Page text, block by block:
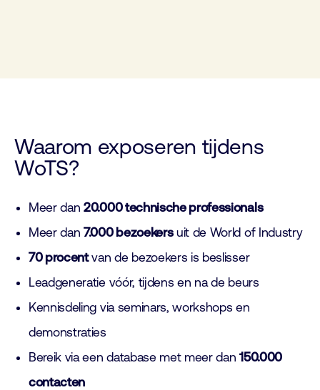
Waarom exposeren tijdens
WoTS?
Meer dan20.000 technische professionals
Meer dan7.000 bezoekersuit de World of Industry
70 procentvan de bezoekers is beslisser
Leadgeneratie vóór, tijdens en na de beurs
Kennisdeling via seminars, workshops en
demonstraties
Bereik via een database met meer dan150.000
contacten